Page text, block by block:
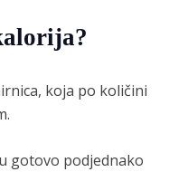
koja po količini
gotovo podjednako